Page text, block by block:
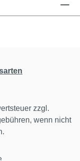
zzgl.
wenn nicht